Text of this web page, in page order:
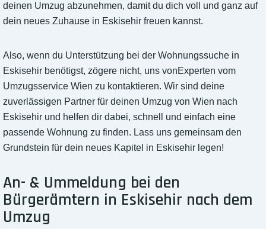
deinen Umzug abzunehmen, damit du dich voll und ganz auf
dein neues Zuhause in Eskisehir freuen kannst.
Also, wenn du Unterstützung bei der Wohnungssuche in
Eskisehir benötigst, zögere nicht, uns vonExperten vom
Umzugsservice Wien zu kontaktieren. Wir sind deine
zuverlässigen Partner für deinen Umzug von Wien nach
Eskisehir und helfen dir dabei, schnell und einfach eine
passende Wohnung zu finden. Lass uns gemeinsam den
Grundstein für dein neues Kapitel in Eskisehir legen!
An- & Ummeldung bei den
Bürgerämtern in Eskisehir nach dem
Umzug